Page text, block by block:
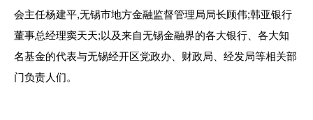
会主任杨建平,无锡市地方金融监督管理局局长顾伟;韩亚银行
董事总经理窦天天;以及来自无锡金融界的各大银行、各大知
名基金的代表与无锡经开区党政办、财政局、经发局等相关部
门负责人们。